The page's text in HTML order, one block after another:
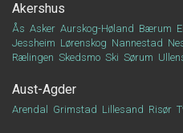
Akershus
Ås Asker Aurskog-Høland Bærum
Jessheim Lørenskog Nannestad
Rælingen Skedsmo Ski Sørum
Aust-Agder
Arendal Grimstad Lillesand Risør